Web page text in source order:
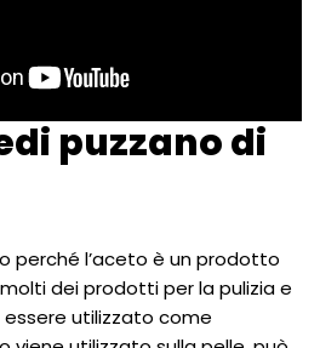
puzzano di
perché l’aceto è un prodotto
dei prodotti per la pulizia e
essere utilizzato come